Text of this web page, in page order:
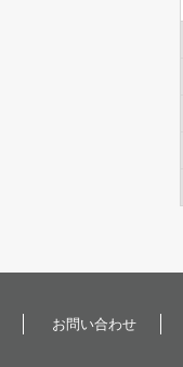
お問い合わせ